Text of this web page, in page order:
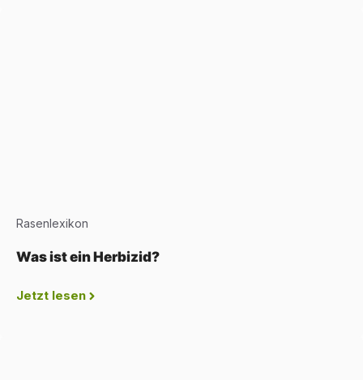
Rasenlexikon
Was ist ein Herbizid?
Jetzt lesen